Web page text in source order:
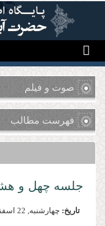
رفتن به محتوای اصلی
صوت و فیلم
فهرست مطالب
جلسه چهل و
تاریخ: چهارشنبه, 22 اسفند, 1386